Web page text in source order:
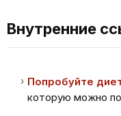
Внутренние
Попробуйте
которую можно